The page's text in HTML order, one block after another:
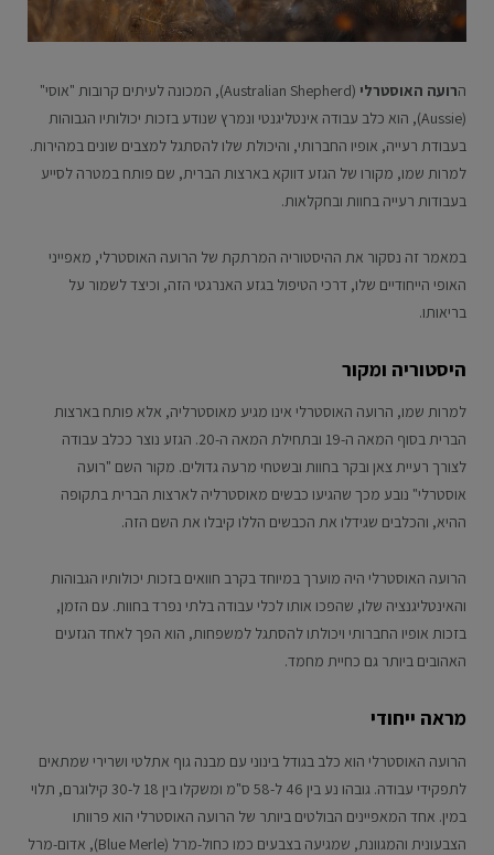
הרועה האוסטרלי
(Australian Shepherd), המכונה לעיתים קרובות "אוסי"
(Aussie), הוא כלב עבודה אינטליגנטי ונמרץ שנודע בזכות יכולותיו הגבוהות
בעבודת רעייה, אופיו החברותי, והיכולת שלו להסתגל למצבים שונים במהירות.
למרות שמו, מקורו של הגזע דווקא בארצות הברית, שם פותח במטרה לסייע
בעבודות רעייה בחוות ובחקלאות.
במאמר זה נסקור את ההיסטוריה המרתקת של הרועה האוסטרלי, מאפייני
האופי הייחודיים שלו, דרכי הטיפול בגזע האנרגטי הזה, וכיצד לשמור על
בריאותו.
היסטוריה ומקור
למרות שמו, הרועה האוסטרלי אינו מגיע מאוסטרליה, אלא פותח בארצות
הברית בסוף המאה ה-19 ובתחילת המאה ה-20. הגזע נוצר ככלב עבודה
לצורך רעיית צאן ובקר בחוות ובשטחי מרעה גדולים. מקור השם "רועה
אוסטרלי" נובע מכך שהגיעו כבשים מאוסטרליה לארצות הברית בתקופה
ההיא, והכלבים שגידלו את הכבשים הללו קיבלו את השם הזה.
הרועה האוסטרלי היה מוערך במיוחד בקרב חוואים בזכות יכולותיו הגבוהות
והאינטליגנציה שלו, שהפכו אותו לכלי עבודה בלתי נפרד בחוות. עם הזמן,
בזכות אופיו החברותי ויכולתו להסתגל למשפחות, הוא הפך לאחד הגזעים
האהובים ביותר גם כחיית מחמד.
מראה ייחודי
הרועה האוסטרלי הוא כלב בגודל בינוני עם מבנה גוף אתלטי ושרירי שמתאים
לתפקידי עבודה. גובהו נע בין 46 ל-58 ס"מ ומשקלו בין 18 ל-30 קילוגרם, תלוי
במין. אחד המאפיינים הבולטים ביותר של הרועה האוסטרלי הוא פרוותו
הצבעונית והמגוונת, שמגיעה בצבעים כמו כחול-מרל (Blue Merle), אדום-מרל